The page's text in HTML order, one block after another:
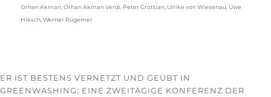
Orhan Akman ,Orhan Akman Verdi Peter Grottian Ulrike von Wiesenau Uwe
Hiksch ,Werner Rügemer
ER IST BESTENS VERNETZT UND GEÜBT IN
GREENWASHING: EINE ZWEITÄGIGE KONFERENZ DER